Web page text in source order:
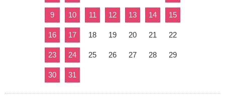
9 10 11 12 13 14 15
16 17 18 19 20 21 22
23 24 25 26 27 28 29
30 31